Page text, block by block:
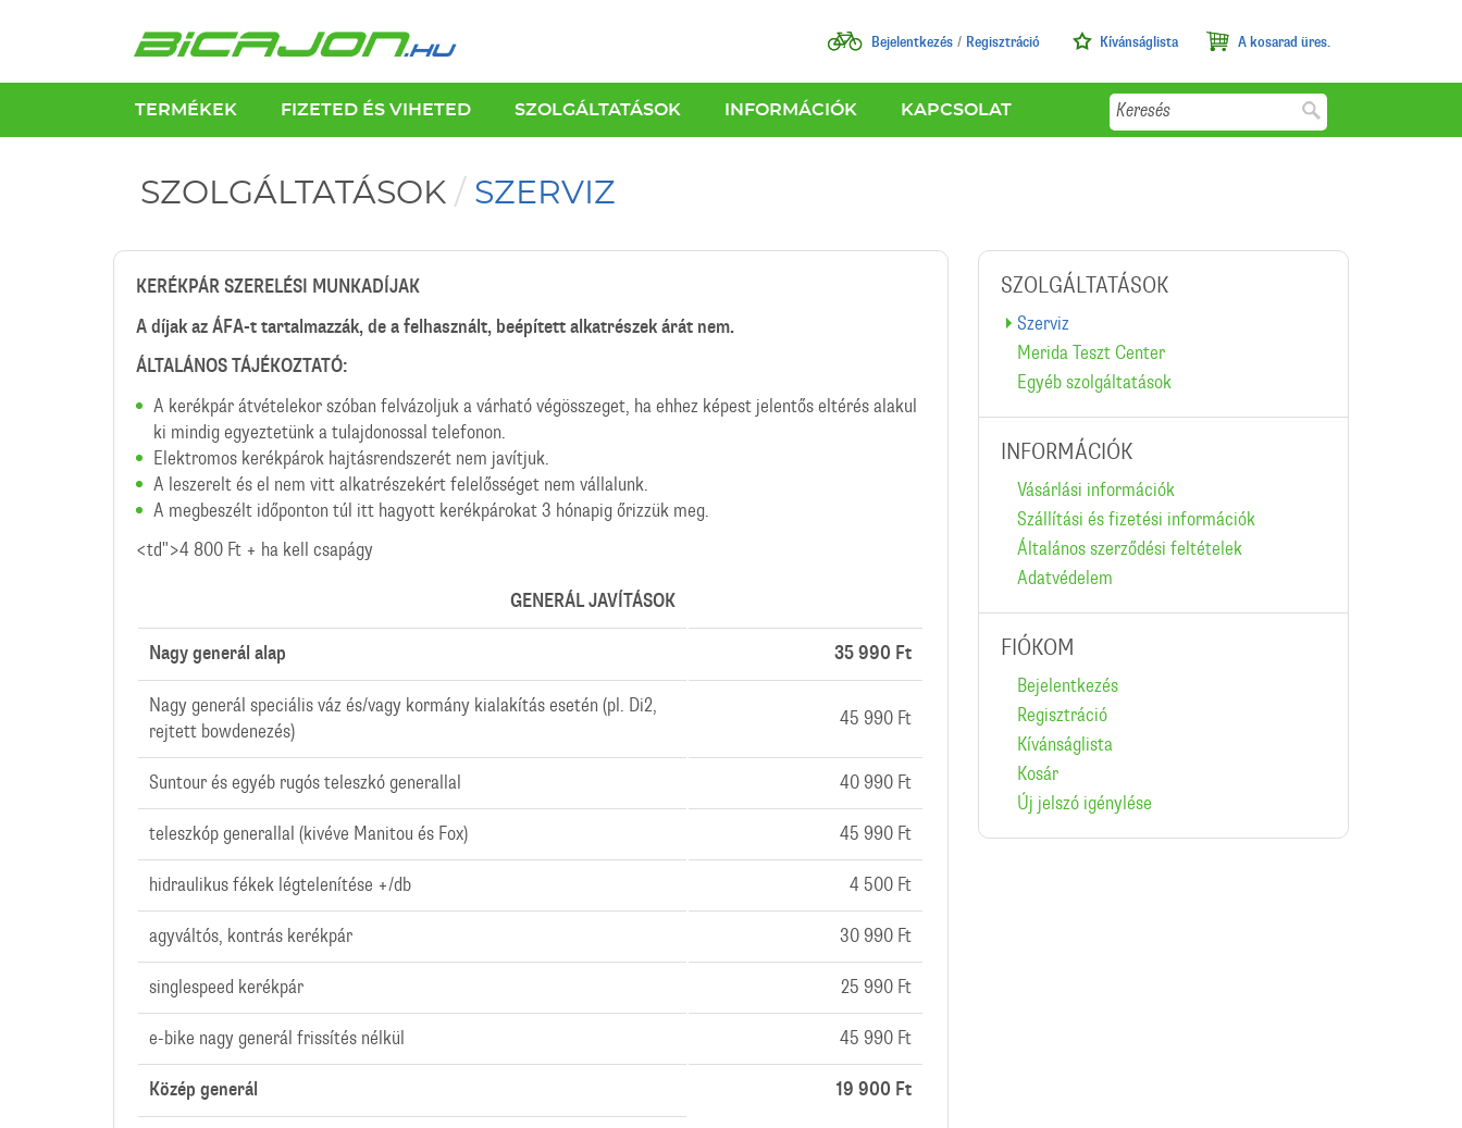
Bejelentkezés Regisztráció Kívánságlista A kosarad üres.
TERMÉKEK FIZETED ÉS VIHETED SZOLGÁLTATÁSOK INFORMÁCIÓK KAPCSOLAT Keresés
SZOLGÁLTATÁSOK / SZERVIZ
KERÉKPÁR SZERELÉSI MUNKADÍJAK
A díjak az ÁFA-t tartalmazzák, de a felhasznált, beépített alkatrészek árát nem.
ÁLTALÁNOS TÁJÉKOZTATÓ:
A kerékpár átvételekor szóban felvázoljuk a várható végösszeget, ha ehhez képest jelentős eltérés alakul
ki mindig egyeztetünk a tulajdonossal telefonon.
Elektromos kerékpárok hajtásrendszerét nem javítjuk.
A leszerelt és el nem vitt alkatrészekért felelősséget nem vállalunk.
A megbeszélt időponton túl itt hagyott kerékpárokat 3 hónapig őrizzük meg.
<td">4 800 Ft + ha kell csapágy
GENERÁL JAVÍTÁSOK
Nagy generál alap 35 990 Ft
Nagy generál speciális váz és/vagy kormány kialakítás esetén (pl. Di2,
rejtett bowdenezés)
45 990 Ft
Suntour és egyéb rugós teleszkó generallal 40 990 Ft
teleszkóp generallal (kivéve Manitou és Fox) 45 990 Ft
hidraulikus fékek légtelenítése +/db 4 500 Ft
agyváltós, kontrás kerékpár 30 990 Ft
singlespeed kerékpár 25 990 Ft
e-bike nagy generál frissítés nélkül 45 990 Ft
Közép generál 19 900 Ft
SZOLGÁLTATÁSOK
Szerviz
Merida Teszt Center
Egyéb szolgáltatások
INFORMÁCIÓK
Vásárlási információk
Szállítási és fizetési információk
Általános szerződési feltételek
Adatvédelem
FIÓKOM
Bejelentkezés
Regisztráció
Kívánságlista
Kosár
Új jelszó igénylése